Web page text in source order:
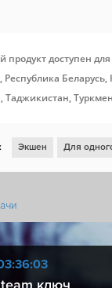
доступен
Республика
Таджикистан,
Экшен Для
Упрощённый рогалик
Подземелья